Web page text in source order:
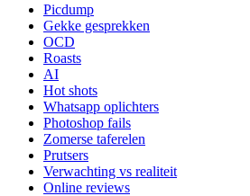
Picdump
Gekke gesprekken
OCD
Roasts
AI
Hot shots
Whatsapp oplichters
Photoshop fails
Zomerse taferelen
Prutsers
Verwachting vs realiteit
Online reviews